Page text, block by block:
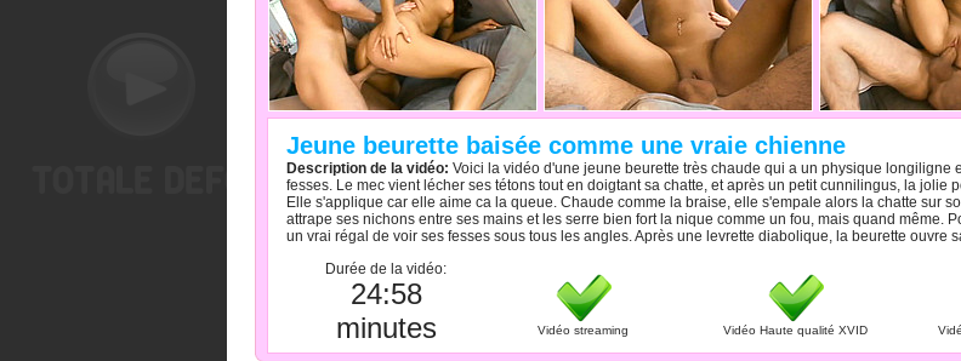
Jeune beurette baisée comme une vraie chienne
Description de la vidéo: Voici la vidéo d'une jeune beurette très chaude qui a un physique
fesses. Le mec vient lécher ses tétons tout en doigtant sa chatte, et après un petit cunnilingus, la jolie
Elle s'applique car elle aime ca la queue. Chaude comme la braise, elle s'empale alors la chatte sur
attrape ses nichons entre ses mains et les serre bien fort la nique comme un fou, mais quand même.
un vrai régal de voir ses fesses sous tous les angles. Après une levrette diabolique, la beurette ouvre
Durée de la vidéo:
24:58
minutes
Vidéo streaming Vidéo Haute qualité XVID